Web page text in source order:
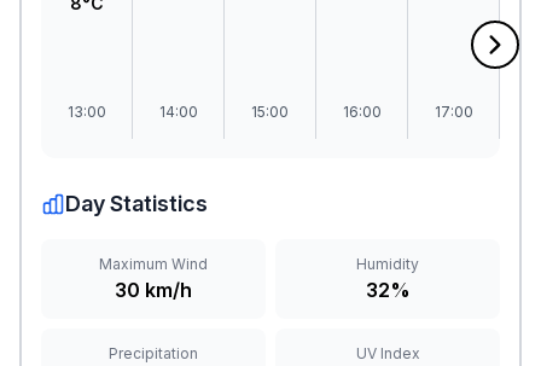
13:00 14:00 15:00 16:00 17:00
Day Statistics
Maximum Wind
30 km/h
Humidity
32%
Precipitation UV Index